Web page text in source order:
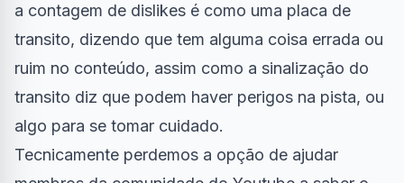
a contagem de dislikes é como uma placa de
transito, dizendo que tem alguma coisa errada ou
ruim no conteúdo, assim como a sinalização do
transito diz que podem haver perigos na pista, ou
algo para se tomar cuidado.
Tecnicamente perdemos a opção de ajudar